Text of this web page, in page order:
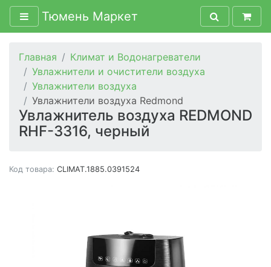
Тюмень Маркет
Главная
Климат и Водонагреватели
Увлажнители и очистители воздуха
Увлажнители воздуха
Увлажнители воздуха Redmond
Увлажнитель воздуха REDMOND
RHF-3316, черный
Код товара: CLIMAT.1885.0391524